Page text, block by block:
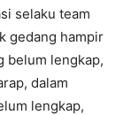
selaku team
gedang hampir
belum lengkap,
dalam
lengkap,